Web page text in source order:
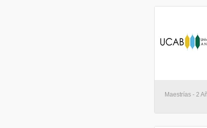
Maestrías - 2